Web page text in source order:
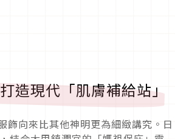
造現代「肌膚補給站」
飾向來比其他神明更為細緻講究。日